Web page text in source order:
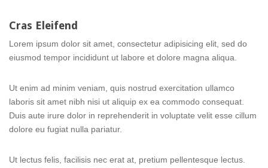
Cras Eleifend
Lorem ipsum dolor sit amet, consectetur adipisicing elit, sed do
eiusmod tempor incididunt ut labore et dolore magna aliqua.
Ut enim ad minim veniam, quis nostrud exercitation ullamco
laboris sit amet nibh nisi ut aliquip ex ea commodo consequat.
Duis aute irure dolor in reprehenderit in voluptate velit esse cillum
dolore eu fugiat nulla pariatur.
Ut lectus felis, facilisis nec erat at, pretium pellentesque lectus.